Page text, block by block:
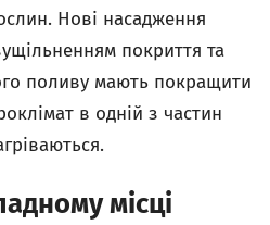
Нові насадження
покриття та
поливу мають покращити
в одній з частин
місці